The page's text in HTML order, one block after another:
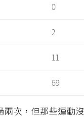
0
2
11
69
兩次，但那些運動